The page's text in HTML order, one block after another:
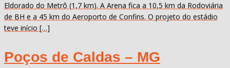
Eldorado do Metrô (1,7 km). A Arena fica a 10,5 km da Rodoviária
de BH e a 45 km do Aeroporto de Confins. O projeto do estádio
teve início […]
Poços de Caldas – MG